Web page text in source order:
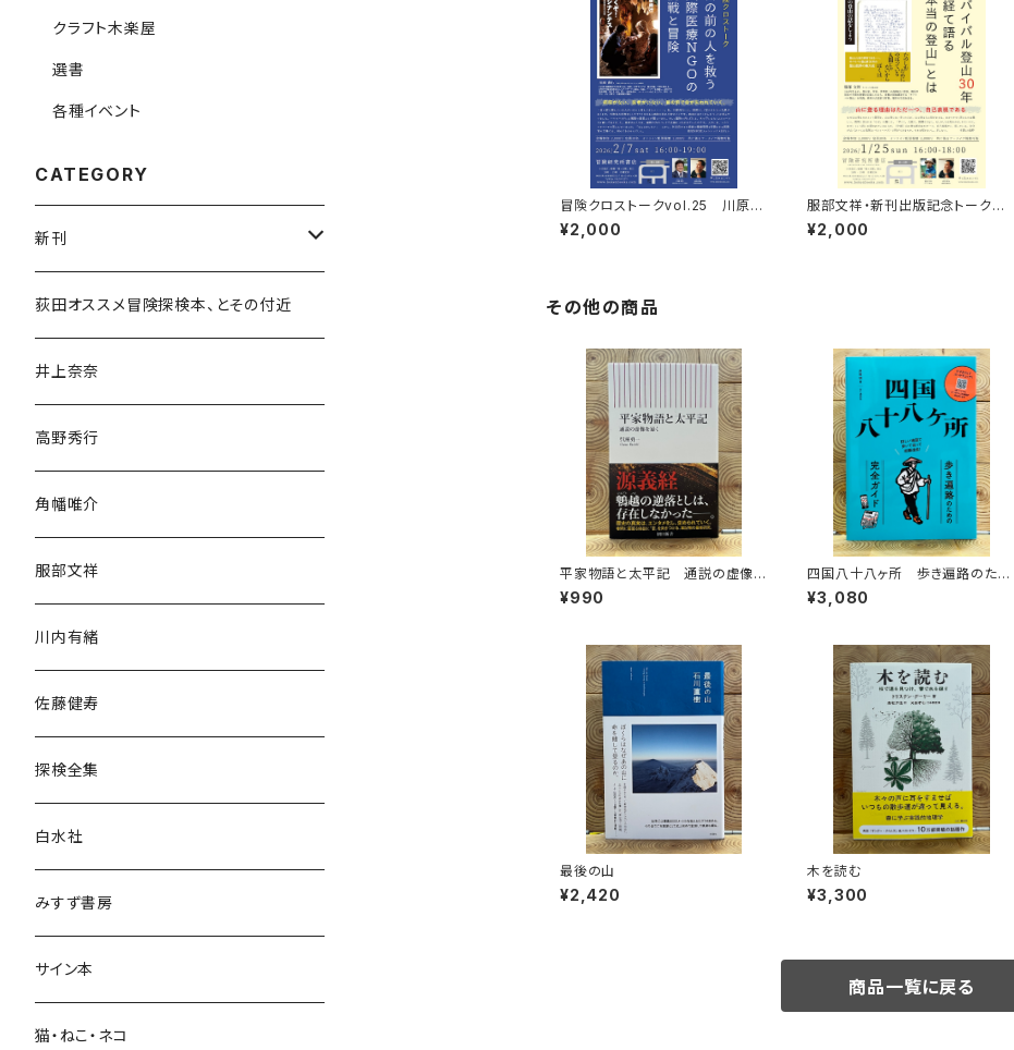
冒険クロストークvol.25 川原尚
行「目の前の人を救う 国際医療N
GOの挑戦と冒険」録画視聴権
¥2,000
服部文祥・新刊出版記念トークイ
ベント録画視聴権
¥2,000
その他の商品
平家物語と太平記 通説の虚像を
暴く
¥990
四国八十八ヶ所 歩き遍路のため
の完全ガイド
¥3,080
最後の山
¥2,420
木を読む
¥3,300
商品一覧に戻る
クラフト木楽屋
選書
各種イベント
CATEGORY
新刊
和書
文学・小説・物語
随筆・ノンフィクション・その他
民族・風習
言語・ことば
荻田オススメ冒険探検本、とその付近
井上奈奈
高野秀行
角幡唯介
服部文祥
川内有緒
佐藤健寿
探検全集
白水社
みすず書房
サイン本
猫・ねこ・ネコ